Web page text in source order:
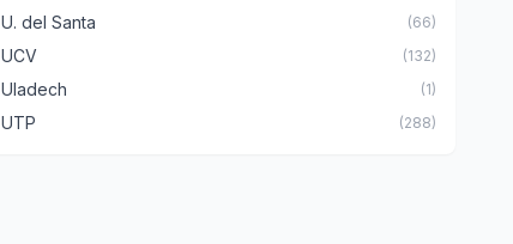
U. del Santa (66)
UCV (132)
Uladech (1)
UTP (288)